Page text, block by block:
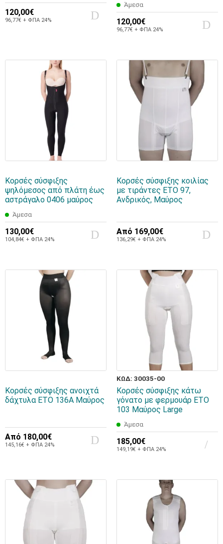
120,00€
96,77€ + ΦΠΑ 24%
Άμεσα
120,00€
96,77€ + ΦΠΑ 24%
Κορσές σύσφιξης
ψηλόμεσος από πλάτη έως
αστράγαλο 0406 μαύρος
Άμεσα
130,00€
104,84€ + ΦΠΑ 24%
Κορσές σύσφιξης κοιλίας
με τιράντες ETO 97,
Aνδρικός, Mαύρος
Από 169,00€
136,29€ + ΦΠΑ 24%
Κορσές σύσφιξης ανοιχτά
δάχτυλα ETO 136Α Μαύρος
Από 180,00€
145,16€ + ΦΠΑ 24%
ΚΩΔ: 30035-00
Κορσές σύσφιξης κάτω
γόνατο με φερμουάρ ΕΤΟ
103 Μαύρος Large
Άμεσα
185,00€
149,19€ + ΦΠΑ 24%